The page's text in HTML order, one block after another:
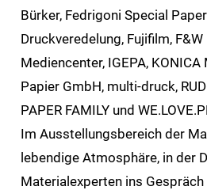
Bürker, Fedrigoni Special
Druckveredelung, Fujifilm, F&W
Mediencenter, IGEPA, KONICA
Papier GmbH, multi-druck,
PAPER FAMILY und
Im Ausstellungsbereich der
lebendige Atmosphäre, in der
Materialexperten ins Gespräch